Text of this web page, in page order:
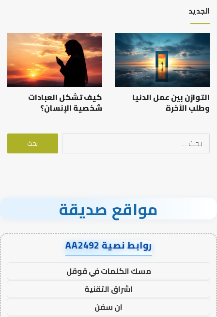
الجديد
التوازن بين عمل الدنيا
وطلب الآخرة
كيف تشكل العبادات
شخصية الإنسان؟
البحث
مواقع صديقة
روابط نصية AA2492
مسك الكلمات في قوقل
اشراق التقنية
ان سفن